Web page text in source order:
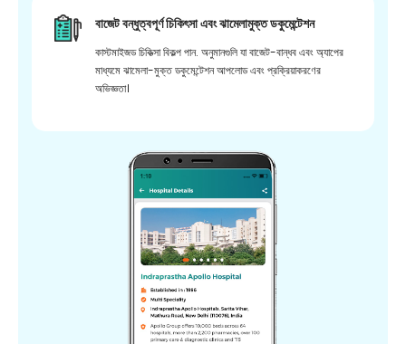
বাজেট বন্ধুত্বপূর্ণ চিকিৎসা এবং ঝামেলামুক্ত ডকুমেন্টেশন
কাস্টমাইজড চিকিত্সা বিকল্প পান. অনুমানগুলি যা বাজেট-বান্ধব এবং অ্যাপের
মাধ্যমে ঝামেলা-মুক্ত ডকুমেন্টেশন আপলোড এবং প্রক্রিয়াকরণের
অভিজ্ঞতা।